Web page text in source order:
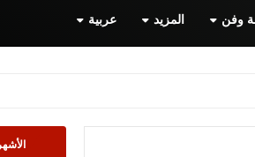
وفن المزيد عربية
الأشهر